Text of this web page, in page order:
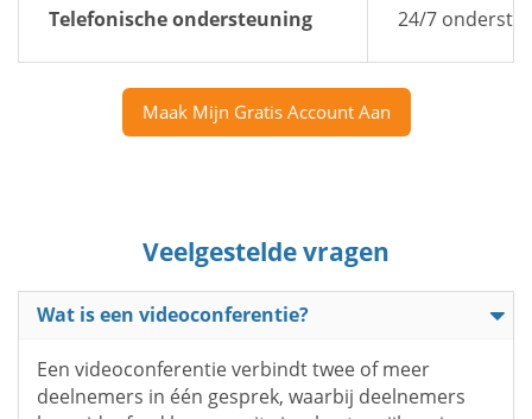
Telefonische ondersteuning 24/7
Maak Mijn Gratis Account Aan
Veelgestelde vragen
Wat is een videoconferentie?
Een videoconferentie verbindt twee of meer
deelnemers in één gesprek, waarbij deelnemers